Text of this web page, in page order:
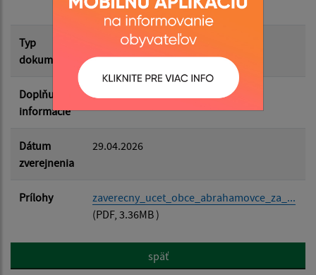
2025
Typ
dokumentu
Rozpočet-Hospodárenie
Doplňujúce
informácie
Dátum
zverejnenia
29.04.2026
Prílohy
zaverecny_ucet_obce_abrahamovce_za_...
(PDF, 3.36MB )
späť